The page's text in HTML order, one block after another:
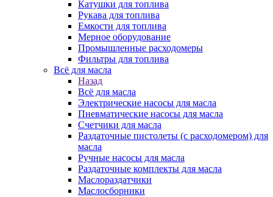
Катушки для топлива
Рукава для топлива
Емкости для топлива
Мерное оборудование
Промышленные расходомеры
Фильтры для топлива
Всё для масла
Назад
Всё для масла
Электрические насосы для масла
Пневматические насосы для масла
Счетчики для масла
Раздаточные пистолеты (с расходомером) для
масла
Ручные насосы для масла
Раздаточные комплекты для масла
Маслораздатчики
Маслосборники